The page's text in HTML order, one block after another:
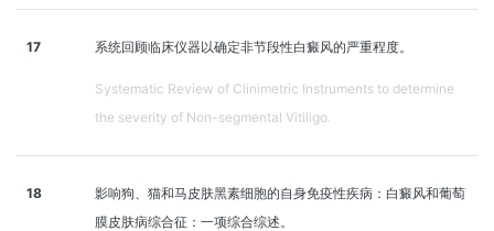
17 系统回顾临床仪器以确定非节段性白癜风的严重程度。
Systematic Review of Clinimetric Instruments to determine
the severity of Non-segmental Vitiligo.
18
影响狗、猫和马皮肤黑素细胞的自身免疫性疾病：白癜风和葡萄
膜皮肤病综合征：一项综合综述。